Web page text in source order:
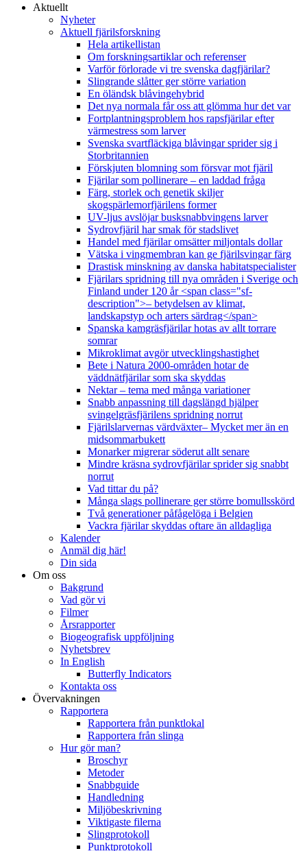
Aktuellt
Nyheter
Aktuell fjärilsforskning
Hela artikellistan
Om forskningsartiklar och referenser
Varför förlorade vi tre svenska dagfjärilar?
Slingrande slåtter ger större variation
En öländsk blåvingehybrid
Det nya normala får oss att glömma hur det var
Fortplantningsproblem hos rapsfjärilar efter
värmestress som larver
Svenska svartfläckiga blåvingar sprider sig i
Storbritannien
Förskjuten blomning som försvar mot fjäril
Fjärilar som pollinerare – en laddad fråga
Färg, storlek och genetik skiljer
skogspärlemorfjärilens former
UV-ljus avslöjar busksnabbvingens larver
Sydrovfjäril har smak för stadslivet
Handel med fjärilar omsätter miljontals dollar
Vätska i vingmembran kan ge fjärilsvingar färg
Drastisk minskning av danska habitatspecialister
Fjärilars spridning till nya områden i Sverige och
Finland under 120 år <span class="sf-
description">– betydelsen av klimat,
landskapstyp och arters särdrag</span>
Spanska kamgräsfjärilar hotas av allt torrare
somrar
Mikroklimat avgör utvecklingshastighet
Bete i Natura 2000-områden hotar de
väddnätfjärilar som ska skyddas
Nektar – tema med många variationer
Snabb anpassning till dagslängd hjälper
svingelgräsfjärilens spridning norrut
Fjärilslarvernas värdväxter– Mycket mer än en
midsommarbukett
Monarker migrerar söderut allt senare
Mindre kräsna sydrovfjärilar sprider sig snabbt
norrut
Vad tittar du på?
Många slags pollinerare ger större bomullsskörd
Två generationer påfågelöga i Belgien
Vackra fjärilar skyddas oftare än alldagliga
Kalender
Anmäl dig här!
Din sida
Om oss
Bakgrund
Vad gör vi
Filmer
Årsrapporter
Biogeografisk uppföljning
Nyhetsbrev
In English
Butterfly Indicators
Kontakta oss
Övervakningen
Rapportera
Rapportera från punktlokal
Rapportera från slinga
Hur gör man?
Broschyr
Metoder
Snabbguide
Handledning
Miljöbeskrivning
Viktigaste filerna
Slingprotokoll
Punktprotokoll